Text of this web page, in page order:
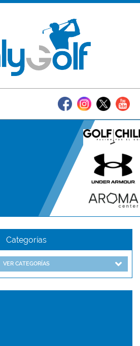
Categorías
VER CATEGORÍAS